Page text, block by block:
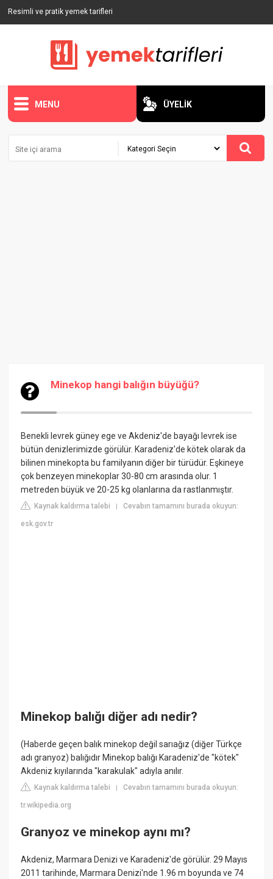
Resimli ve pratik yemek tarifleri
MENU ÜYELİK
Minekop hangi balığın büyüğü?
Benekli levrekgüney ege ve Akdeniz'de bayağı levrek ise
bütün denizlerimizde görülür. Karadeniz'de kötek olarak da
bilinen minekopta bu familyanın diğer bir türüdür. Eşkineye
çok benzeyen minekoplar 30-80 cm arasında olur. 1
metreden büyük ve 20-25 kg olanlarına da rastlanmıştır.
Kaynak kaldırma talebi |Cevabın tamamını burada okuyun:
esk.gov.tr
Minekop balığı diğer adı nedir?
(Haberde geçen balık minekop değil sarıağız (diğer Türkçe
adı granyoz) balığıdır Minekop balığı Karadeniz'de "kötek"
Akdeniz kıyılarında "karakulak" adıyla anılır.
Kaynak kaldırma talebi |Cevabın tamamını burada okuyun:
tr.wikipedia.org
Granyoz ve minekop aynı mı?
Akdeniz, Marmara Denizi ve Karadeniz'de görülür. 29 Mayıs
2011 tarihinde, Marmara Denizi'nde 1.96 m boyunda ve 74